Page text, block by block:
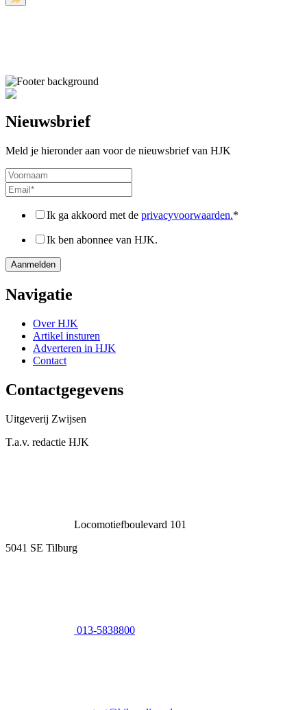
Nieuwsbrief
Meld je hieronder aan voor de nieuwsbrief van HJK
Ik ga akkoord met de privacyvoorwaarden.*
Ik ben abonnee van HJK.
Navigatie
Over HJK
Artikel insturen
Adverteren in HJK
Contact
Contactgegevens
Uitgeverij Zwijsen
T.a.v. redactie HJK
Locomotiefboulevard 101
5041 SE Tilburg
013-5838800